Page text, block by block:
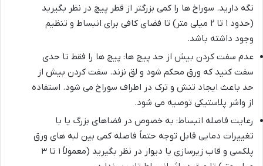
نگه دارید. سوراخ ها را کمی بزرگتر از قطر پیچ در نظر بگیرید
(حدود ۱ تا ۲ میلی متر) تا فضای کافی برای انبساط و تنظیم
وجود داشته باشد.
عدم سفت کردن بیش از حد پیچ ها: پیچ ها را فقط تا حدی
سفت کنید که ورق محکم شود و لق نزند. سفت کردن بیش از
حد باعث ایجاد تنش و ترک در اطراف سوراخ می شود. استفاده
از واشر پلاستیکی توصیه می شود.
رعایت فاصله انبساط: به خصوص در فضاهای بزرگ یا با
تغییرات دمایی قابل توجه حتماً فاصله کمی بین لبه های ورق
پلکسی و قاب زیرسازی یا دیوار در نظر بگیرید (معمولاً ۱ تا ۳